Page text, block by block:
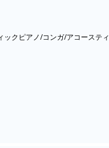
ックピアノ/コンガ/アコーステ